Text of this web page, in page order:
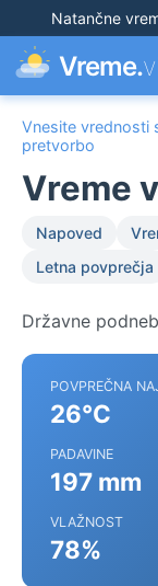
Natančne
Vreme.
Vnesite vrednosti
pretvorbo
Vreme
Napoved
Letna povprečja
Državne
POVPREČNA
26°C
PADAVINE
197 mm
VLAŽNOST
78%